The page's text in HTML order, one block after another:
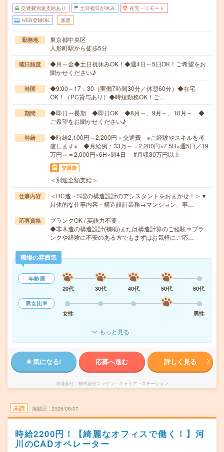
交通費別途支給あり 土日祝日が休み 在宅・リモート
WEB登録OK 派遣
勤務地
東京都中央区
人形町駅から徒歩5分
曜日頻度
◆月～金◆土日祝休みOK！◆週4日～5日OK！ご希望をお
聞かせください♪
時間
◆9:00～17：30（実働7時間30分／休憩60分）◆在宅
OK！（PC貸与あり）◆時短勤務OK！ご…
期間
◆即日～長期 ◆即日OK ◆8月～、9月～、10月～ ◆
ご希望をお聞かせください♪
時給
◆時給2,100円～2,200円＋交通費 ※ご経験やスキルを考
慮します※ ◆月給例：33万～＝2,200円×7.5H×週5日／19
万円～＝2,000円×6H×週4日 #月収30万円以上
交通費
＜別途全額支給＞
仕事内容
＜RC造・S増の構造設計のアシスタントをおまかせ！＞▼
具体的な仕事内容・構造設計業務→マンション、事…
応募資格
ブランクOK / 英語力不要
◆非木造の構造設計(補助)または構造計算のご経験⇒ブラ
ンクや経験に不安のある方でもまずはお気軽にご応…
職場の雰囲気
年齢層
20代
30代 40代 50代
60代
男女比率
女性
男性
もっと見る
気になる! 応募へ進む 詳しく見る
派遣会社 株式会社ニッケン・キャリア・ステーション
未読 掲載日 2026/08/07
時給2200円！【綺麗なオフィスで働く！】河
川のCADオペレーター